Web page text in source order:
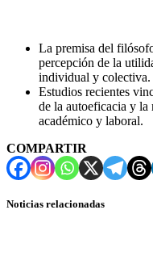
La premisa del
percepción de la
individual y colectiva.
Estudios recientes
de la autoeficacia y la
académico y laboral.
COMPARTIR
Noticias relacionadas